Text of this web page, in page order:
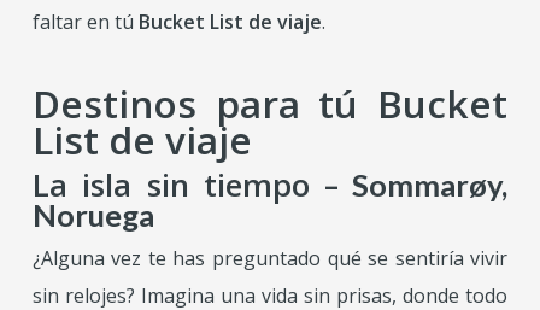
faltar en tú Bucket List de viaje.
Destinos para tú Bucket
List de viaje
La isla sin tiempo – Sommarøy,
Noruega
¿Alguna vez te has preguntado qué se sentiría vivir
sin relojes? Imagina una vida sin prisas, donde todo